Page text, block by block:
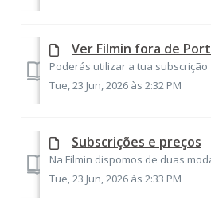
Ver Filmin fora de
Tue, 23 Jun, 2026 às 2:32 PM
Subscrições e preços
Tue, 23 Jun, 2026 às 2:33 PM